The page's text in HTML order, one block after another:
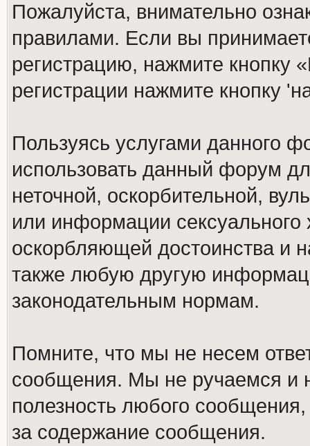
Пожалуйста, внимательно
правилами. Если вы
регистрацию, нажмите кнопку
регистрации нажмите кнопку
Пользуясь услугами данного
использовать данный форум
неточной, оскорбительной,
или информации
оскорбляющей достоинства и
также любую другую
законодательным нормам.
Помните, что мы не несем
сообщения. Мы не ручаемся и
полезность любого
за содержание сообщения.